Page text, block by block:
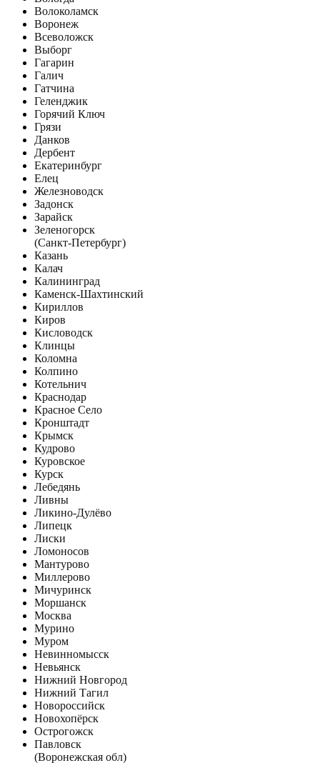
Волоколамск
Воронеж
Всеволожск
Выборг
Гагарин
Галич
Гатчина
Геленджик
Горячий Ключ
Грязи
Данков
Дербент
Екатеринбург
Елец
Железноводск
Задонск
Зарайск
Зеленогорск
(Санкт-Петербург)
Казань
Калач
Калининград
Каменск-Шахтинский
Кириллов
Киров
Кисловодск
Клинцы
Коломна
Колпино
Котельнич
Краснодар
Красное Село
Кронштадт
Крымск
Кудрово
Куровское
Курск
Лебедянь
Ливны
Ликино-Дулёво
Липецк
Лиски
Ломоносов
Мантурово
Миллерово
Мичуринск
Моршанск
Москва
Мурино
Муром
Невинномысск
Невьянск
Нижний Новгород
Нижний Тагил
Новороссийск
Новохопёрск
Острогожск
Павловск
(Воронежская обл)